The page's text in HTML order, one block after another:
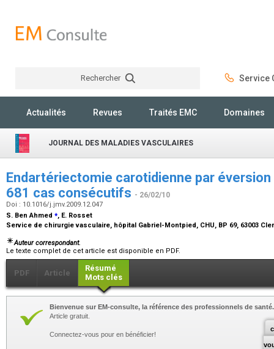
Rechercher Service
Actualités Revues Traités EMC Domaines
JOURNAL DES MALADIES VASCULAIRES
Endartériectomie carotidienne par éversion
681 cas consécutifs - 26/02/10
Doi : 10.1016/j.jmv.2009.12.047
S. Ben Ahmed ⁎, E. Rosset
Service de chirurgie vasculaire, hôpital Gabriel-Montpied, CHU, BP 69, 63003
Auteur correspondant.
Le texte complet de cet article est disponible en PDF.
PDF Article
Résumé
Mots clés
Bienvenue sur EM-consulte, la référence des professionnels de santé.
Article gratuit.
Connectez-vous pour en bénéficier!